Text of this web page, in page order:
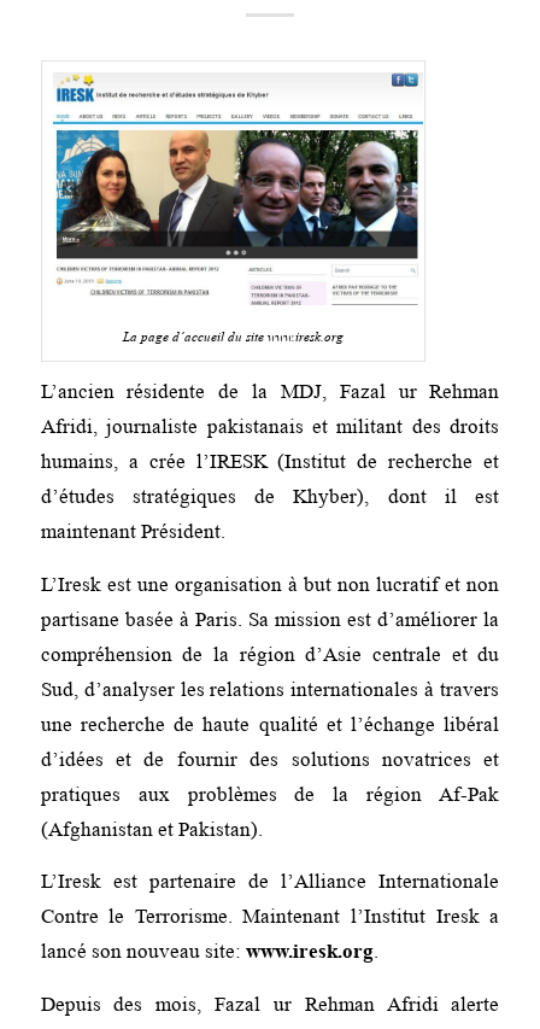
La page d’accueil du site www.iresk.org
L’ancien résidente de la MDJ, Fazal ur Rehman
Afridi, journaliste pakistanais et militant des droits
humains, a crée l’IRESK (Institut de recherche et
d’études stratégiques de Khyber), dont il est
maintenant Président.
L’Iresk est une organisation à but non lucratif et non
partisane basée à Paris. Sa mission est d’améliorer la
compréhension de la région d’Asie centrale et du
Sud, d’analyser les relations internationales à travers
une recherche de haute qualité et l’échange libéral
d’idées et de fournir des solutions novatrices et
pratiques aux problèmes de la région Af-Pak
(Afghanistan et Pakistan).
L’Iresk est partenaire de l’Alliance Internationale
Contre le Terrorisme. Maintenant l’Institut Iresk a
lancé son nouveau site: www.iresk.org.
Depuis des mois, Fazal ur Rehman Afridi alerte